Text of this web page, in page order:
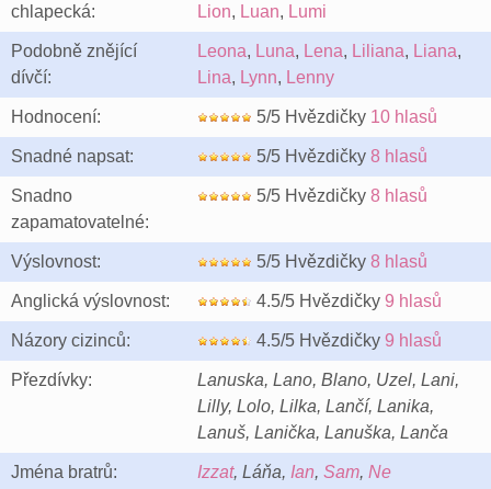
chlapecká:
Lion, Luan, Lumi
Podobně znějící
dívčí:
Leona, Luna, Lena, Liliana, Liana,
Lina, Lynn, Lenny
Hodnocení: 5/5 Hvězdičky 10 hlasů
Snadné napsat: 5/5 Hvězdičky 8 hlasů
Snadno
zapamatovatelné:
5/5 Hvězdičky 8 hlasů
Výslovnost: 5/5 Hvězdičky 8 hlasů
Anglická výslovnost: 4.5/5 Hvězdičky 9 hlasů
Názory cizinců: 4.5/5 Hvězdičky 9 hlasů
Přezdívky:
Lanuska, Lano, Blano, Uzel, Lani,
Lilly, Lolo, Lilka, Lančí, Lanika,
Lanuš, Lanička, Lanuška, Lanča
Jména bratrů: Izzat, Láňa, Ian, Sam, Ne